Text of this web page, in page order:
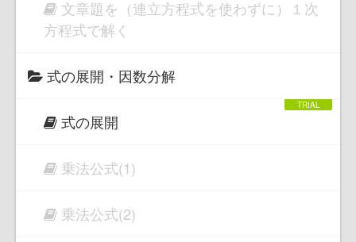
文章題を（連立方程式を使わずに）１次
方程式で解く
式の展開・因数分解
式の展開
乗法公式(1)
乗法公式(2)